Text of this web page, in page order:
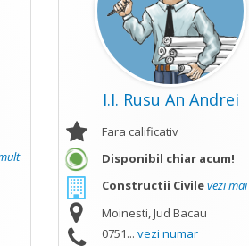
I.I. Rusu An Andrei
Fara calificativ
Disponibil chiar acum!
Constructii Civilevezi
Moinesti, Jud Bacau
0751... vezi numar